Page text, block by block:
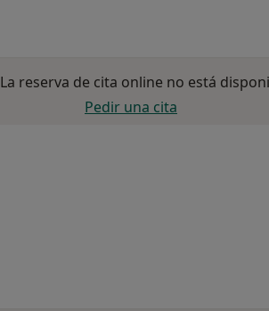
La reserva de cita online no está
Pedir una cita